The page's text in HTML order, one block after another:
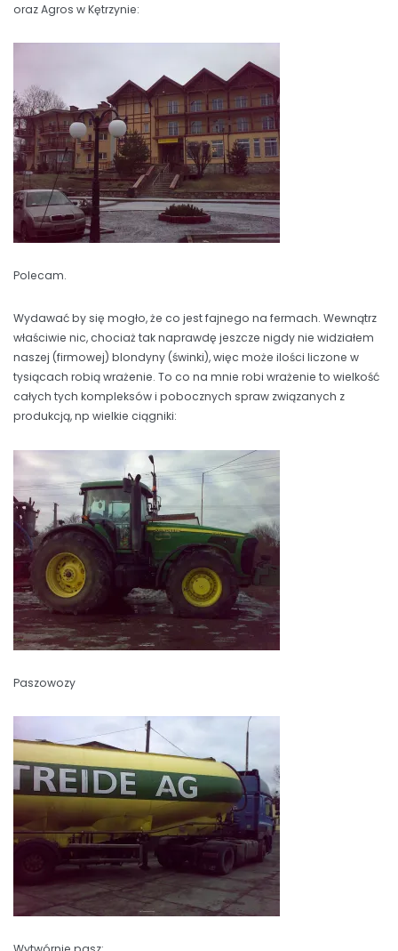
oraz Agros w Kętrzynie:
Polecam.
Wydawać by się mogło, że co jest fajnego na fermach. Wewnątrz
właściwie nic, chociaż tak naprawdę jeszcze nigdy nie widziałem
naszej (firmowej) blondyny (świnki), więc może ilości liczone w
tysiącach robią wrażenie. To co na mnie robi wrażenie to wielkość
całych tych kompleksów i pobocznych spraw związanych z
produkcją, np wielkie ciągniki:
Paszowozy